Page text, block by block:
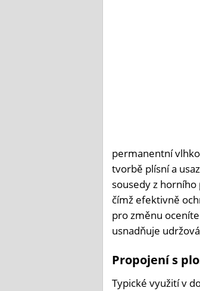
permanentní
tvorbě plísní a
sousedy z
čímž efektivně
pro změnu
usnadňuje
Propojení s
Typické využití v